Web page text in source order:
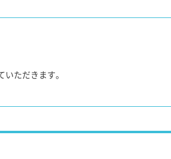
ただきます。